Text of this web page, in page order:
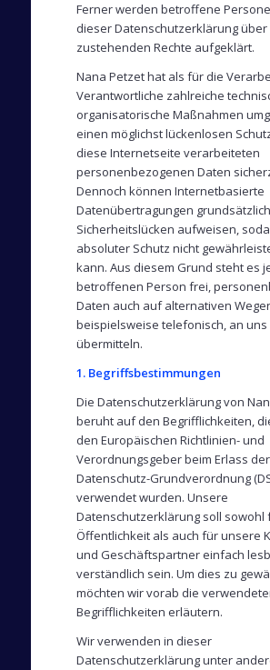
Ferner werden betroffene
dieser Datenschutzerklärung
zustehenden Rechte aufgeklärt.
Nana Petzet hat als für die
Verantwortliche zahlreiche
organisatorische Maßnahmen
einen möglichst lückenlosen
diese Internetseite verarbeiteten
personenbezogenen Daten
Dennoch können Internetbasierte
Datenübertragungen grundsätzlich
Sicherheitslücken aufweisen,
absoluter Schutz nicht
kann. Aus diesem Grund steht es
betroffenen Person frei,
Daten auch auf alternativen
beispielsweise telefonisch, an uns
übermitteln.
1. Begriffsbestimmungen
Die Datenschutzerklärung von
beruht auf den Begrifflichkeiten,
den Europäischen Richtlinien- und
Verordnungsgeber beim Erlass der
Datenschutz-Grundverordnung
verwendet wurden. Unsere
Datenschutzerklärung soll sowohl
Öffentlichkeit als auch für unsere
und Geschäftspartner einfach
verständlich sein. Um dies zu
möchten wir vorab die
Begrifflichkeiten erläutern.
Wir verwenden in dieser
Datenschutzerklärung unter